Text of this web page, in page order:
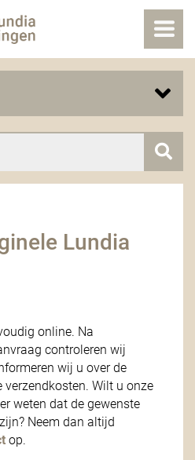
Lundia
online. Na
controleren wij
wij u over de
verzendkosten. Wilt u onze
weten dat de gewenste
Neem dan altijd
op.